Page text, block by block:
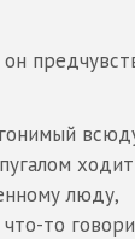
люду,
то